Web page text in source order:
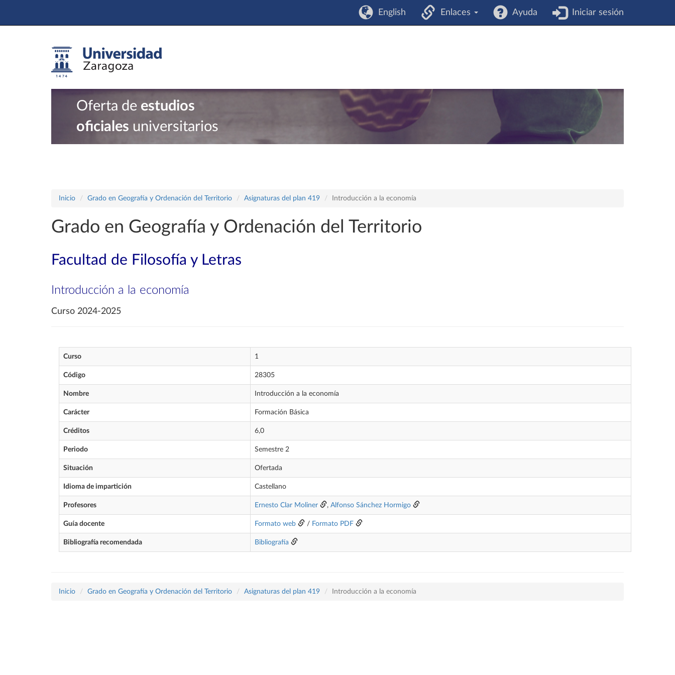
English Enlaces Ayuda Iniciar sesión
Oferta de estudios
oficiales universitarios
Inicio Grado en Geografía y Ordenación del Territorio Asignaturas del plan 419 Introducción a la economía
Grado en Geografía y Ordenación del Territorio
Facultad de Filosofía y Letras
Introducción a la economía
Curso 2024-2025
Curso 1
Código 28305
Nombre Introducción a la economía
Carácter Formación Básica
Créditos 6,0
Periodo Semestre 2
Situación Ofertada
Idioma de impartición Castellano
Profesores Ernesto Clar Moliner , Alfonso Sánchez Hormigo
Guía docente Formato web / Formato PDF
Bibliografía recomendada Bibliografía
Inicio Grado en Geografía y Ordenación del Territorio Asignaturas del plan 419 Introducción a la economía